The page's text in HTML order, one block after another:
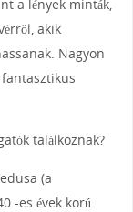
a lények minták,
akik
Nagyon
fantasztikus
találkoznak?
(a
-es évek korú